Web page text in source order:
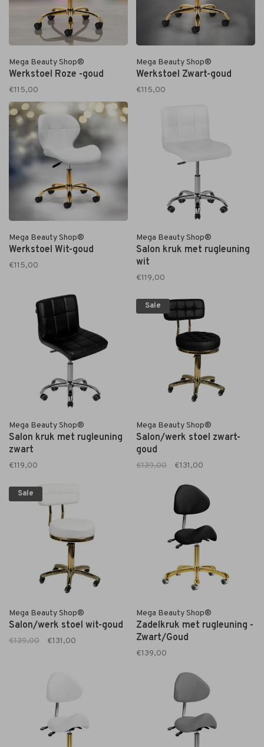
Mega Beauty Shop®
Werkstoel Roze -goud
€115,00
Mega Beauty Shop®
Werkstoel Zwart-goud
€115,00
Mega Beauty Shop®
Werkstoel Wit-goud
€115,00
Mega Beauty Shop®
Salon kruk met rugleuning
wit
€119,00
Mega Beauty Shop®
Salon kruk met rugleuning
zwart
€119,00
Sale
Mega Beauty Shop®
Salon/werk stoel zwart-
goud
€139,00 €131,00
Sale
Mega Beauty Shop®
Salon/werk stoel wit-goud
€139,00 €131,00
Mega Beauty Shop®
Zadelkruk met rugleuning -
Zwart/Goud
€139,00